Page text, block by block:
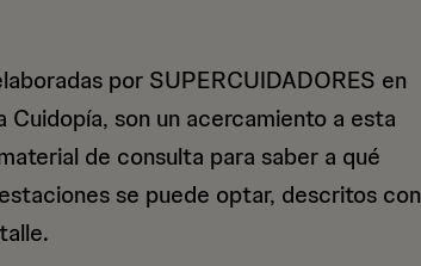
por SUPERCUIDADORES en
Cuidopía, son un acercamiento a esta
de consulta para saber a qué
se puede optar, descritos con